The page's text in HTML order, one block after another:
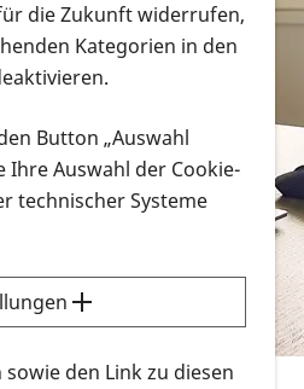
in verschiedenen
Sie nach Infonmaterial
bzw. herunterladen
dieErklärvideos zum
der PRO RETINA-Website
die Zukunft widerrufen,
Kategorien in den
Button „Auswahl
Ihre Auswahl der Cookie-
technischer Systeme
den Link zu diesen